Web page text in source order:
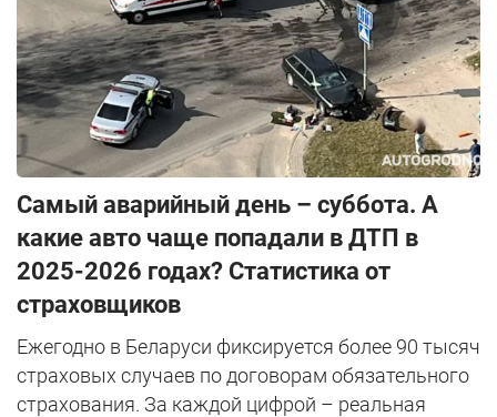
Самый аварийный день – суббота. А
какие авто чаще попадали в ДТП в
2025-2026 годах? Статистика от
страховщиков
Ежегодно в Беларуси фиксируется более 90 тысяч
страховых случаев по договорам обязательного
страхования. За каждой цифрой – реальная